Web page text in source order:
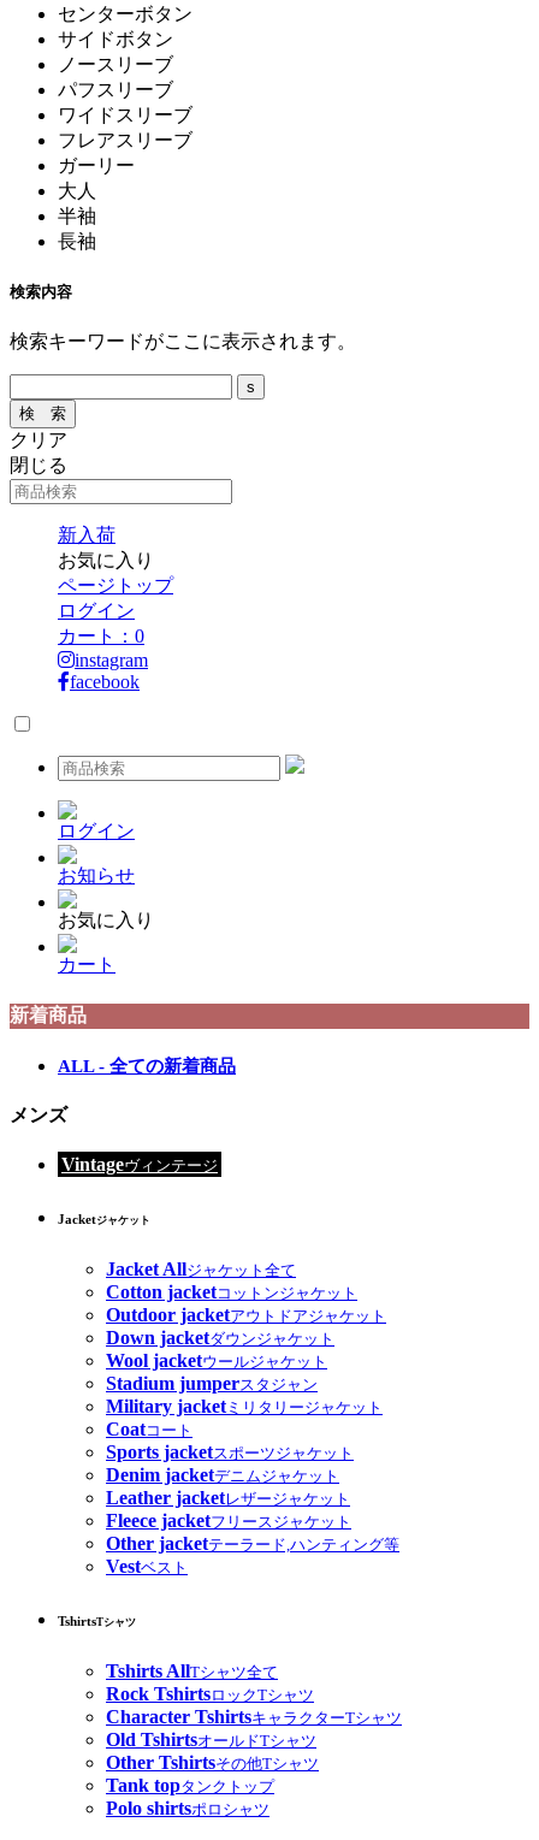
センターボタン
サイドボタン
ノースリーブ
パフスリーブ
ワイドスリーブ
フレアスリーブ
ガーリー
大人
半袖
長袖
検索内容
検索キーワードがここに表示されます。
クリア
閉じる
新入荷
お気に入り
ページトップ
ログイン
カート： 0
instagram
facebook
ログイン
お知らせ
お気に入り
カート
新着商品
ALL - 全ての新着商品
メンズ
Vintageヴィンテージ
Jacketジャケット
Jacket Allジャケット全て
Cotton jacketコットンジャケット
Outdoor jacketアウトドアジャケット
Down jacketダウンジャケット
Wool jacketウールジャケット
Stadium jumperスタジャン
Military jacketミリタリージャケット
Coatコート
Sports jacketスポーツジャケット
Denim jacketデニムジャケット
Leather jacketレザージャケット
Fleece jacketフリースジャケット
Other jacketテーラード,ハンティング等
Vestベスト
TshirtsTシャツ
Tshirts AllTシャツ全て
Rock TshirtsロックTシャツ
Character TshirtsキャラクターTシャツ
Old TshirtsオールドTシャツ
Other Tshirtsその他Tシャツ
Tank topタンクトップ
Polo shirtsポロシャツ